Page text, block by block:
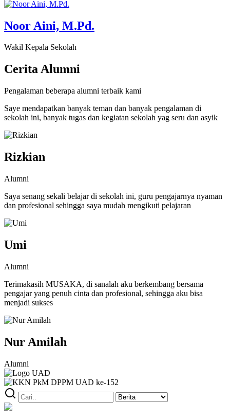
Noor Aini, M.Pd.
Wakil Kepala Sekolah
CeritaAlumni
Pengalaman beberapa alumni terbaik kami
Saye mendapatkan banyak teman dan banyak pengalaman di
sekolah ini, banyak tugas dan kegiatan sekolah yag seru dan asyik
Rizkian
Alumni
Saya senang sekali belajar di sekolah ini, guru pengajarnya nyaman
dan profesional sehingga saya mudah mengikuti pelajaran
Umi
Alumni
Terimakasih MUSAKA, di sanalah aku berkembang bersama
pengajar yang penuh cinta dan profesional, sehingga aku bisa
menjadi sukses
Nur Amilah
Alumni